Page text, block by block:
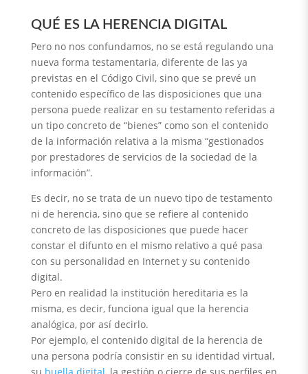
QUÉ ES LA HERENCIA DIGITAL
Pero no nos confundamos, no se está regulando una
nueva forma testamentaria, diferente de las ya
previstas en el Código Civil, sino que se prevé un
contenido específico de las disposiciones que una
persona puede realizar en su testamento referidas a
un tipo concreto de “bienes” como son el contenido
de la información relativa a la misma “gestionados
por prestadores de servicios de la sociedad de la
información”.
Es decir, no se trata de un nuevo tipo de testamento
ni de herencia, sino que se refiere al contenido
concreto de las disposiciones que puede hacer
constar el difunto en el mismo relativo a qué pasa
con su personalidad en Internet y su contenido
digital.
Pero en realidad la institución hereditaria es la
misma, es decir, funciona igual que la herencia
analógica, por así decirlo.
Por ejemplo, el contenido digital de la herencia de
una persona podría consistir en su identidad virtual,
su huella digital, la gestión o cierre de sus perfiles en